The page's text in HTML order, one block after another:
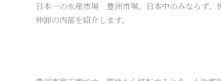
日本一の水産市場 豊洲市場。日本中のみならず、
仲卸の内部を紹介します。